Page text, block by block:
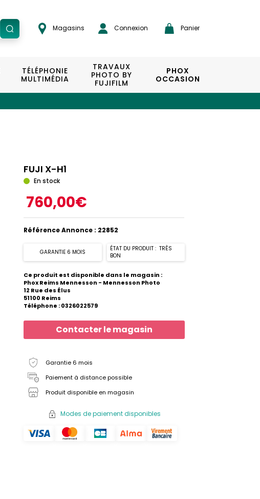
Magasins Connexion Panier
TÉLÉPHONIE
MULTIMÉDIA
TRAVAUX
PHOTO BY
FUJIFILM
PHOX
OCCASION
FUJI X-H1
En stock
760,00€
Référence Annonce : 22852
GARANTIE 6 MOIS
ÉTAT DU PRODUIT : TRÈS
BON
Ce produit est disponible dans le magasin :
Phox Reims Mennesson - Mennesson Photo
12 Rue des Élus
51100 Reims
Téléphone : 0326022579
Contacter le magasin
Garantie 6 mois
Paiement à distance possible
Produit disponible en magasin
Modes de paiement disponibles